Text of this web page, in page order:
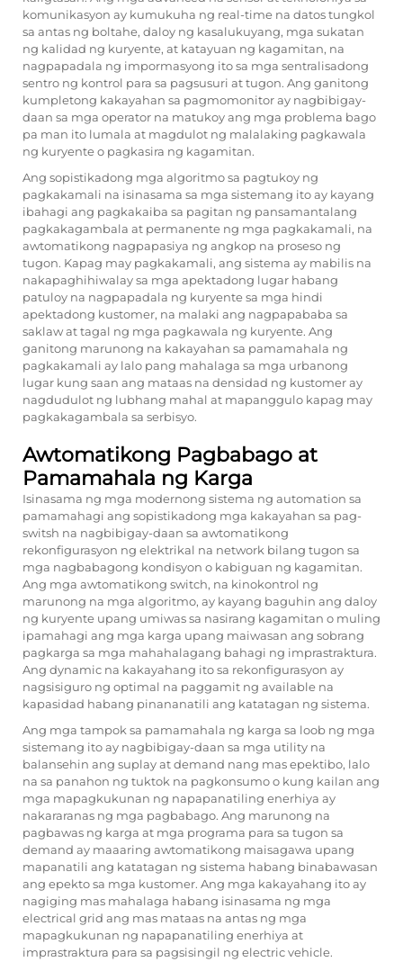
komunikasyon ay kumukuha ng real-time na datos tungkol
sa antas ng boltahe, daloy ng kasalukuyang, mga sukatan
ng kalidad ng kuryente, at katayuan ng kagamitan, na
nagpapadala ng impormasyong ito sa mga sentralisadong
sentro ng kontrol para sa pagsusuri at tugon. Ang ganitong
kumpletong kakayahan sa pagmomonitor ay nagbibigay-
daan sa mga operator na matukoy ang mga problema bago
pa man ito lumala at magdulot ng malalaking pagkawala
ng kuryente o pagkasira ng kagamitan.
Ang sopistikadong mga algoritmo sa pagtukoy ng
pagkakamali na isinasama sa mga sistemang ito ay kayang
ibahagi ang pagkakaiba sa pagitan ng pansamantalang
pagkakagambala at permanente ng mga pagkakamali, na
awtomatikong nagpapasiya ng angkop na proseso ng
tugon. Kapag may pagkakamali, ang sistema ay mabilis na
nakapaghihiwalay sa mga apektadong lugar habang
patuloy na nagpapadala ng kuryente sa mga hindi
apektadong kustomer, na malaki ang nagpapababa sa
saklaw at tagal ng mga pagkawala ng kuryente. Ang
ganitong marunong na kakayahan sa pamamahala ng
pagkakamali ay lalo pang mahalaga sa mga urbanong
lugar kung saan ang mataas na densidad ng kustomer ay
nagdudulot ng lubhang mahal at mapanggulo kapag may
pagkakagambala sa serbisyo.
Awtomatikong Pagbabago at
Pamamahala ng Karga
Isinasama ng mga modernong sistema ng automation sa
pamamahagi ang sopistikadong mga kakayahan sa pag-
switsh na nagbibigay-daan sa awtomatikong
rekonfigurasyon ng elektrikal na network bilang tugon sa
mga nagbabagong kondisyon o kabiguan ng kagamitan.
Ang mga awtomatikong switch, na kinokontrol ng
marunong na mga algoritmo, ay kayang baguhin ang daloy
ng kuryente upang umiwas sa nasirang kagamitan o muling
ipamahagi ang mga karga upang maiwasan ang sobrang
pagkarga sa mga mahahalagang bahagi ng imprastraktura.
Ang dynamic na kakayahang ito sa rekonfigurasyon ay
nagsisiguro ng optimal na paggamit ng available na
kapasidad habang pinananatili ang katatagan ng sistema.
Ang mga tampok sa pamamahala ng karga sa loob ng mga
sistemang ito ay nagbibigay-daan sa mga utility na
balansehin ang suplay at demand nang mas epektibo, lalo
na sa panahon ng tuktok na pagkonsumo o kung kailan ang
mga mapagkukunan ng napapanatiling enerhiya ay
nakararanas ng mga pagbabago. Ang marunong na
pagbawas ng karga at mga programa para sa tugon sa
demand ay maaaring awtomatikong maisagawa upang
mapanatili ang katatagan ng sistema habang binabawasan
ang epekto sa mga kustomer. Ang mga kakayahang ito ay
nagiging mas mahalaga habang isinasama ng mga
electrical grid ang mas mataas na antas ng mga
mapagkukunan ng napapanatiling enerhiya at
imprastraktura para sa pagsisingil ng electric vehicle.